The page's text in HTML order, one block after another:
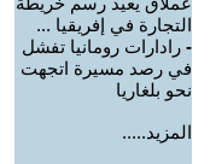
التجارة في إفريقيا ...
- رادارات رومانيا تفشل
في رصد مسيرة اتجهت
نحو بلغاريا
المزيد.....